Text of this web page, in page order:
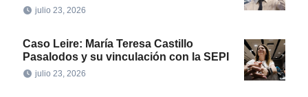
julio 23, 2026
Caso Leire: María Teresa Castillo
Pasalodos y su vinculación con la SEPI
julio 23, 2026